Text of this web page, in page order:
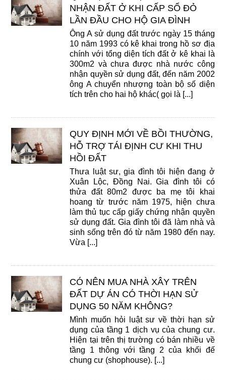
NHẬN ĐẤT Ở KHI CẤP SỔ ĐỎ
LẦN ĐẦU CHO HỘ GIA ĐÌNH
Ông A sử dụng đất trước ngày 15 tháng
10 năm 1993 có kê khai trong hồ sơ địa
chính với tổng diện tích đất ở kê khai là
300m2 và chưa được nhà nước công
nhận quyền sử dụng đất, đến năm 2002
ông A chuyển nhượng toàn bộ số diện
tích trên cho hai hộ khác( gọi là [...]
QUY ĐỊNH MỚI VỀ BỒI THƯỜNG,
HỖ TRỢ TÁI ĐỊNH CƯ KHI THU
HỒI ĐẤT
Thưa luật sư, gia đình tôi hiện đang ở
Xuân Lộc, Đồng Nai. Gia đình tôi có
thửa đất 80m2 được ba mẹ tôi khai
hoang từ trước năm 1975, hiện chưa
làm thủ tục cấp giấy chứng nhận quyền
sử dụng đất. Gia đình tôi đã làm nhà và
sinh sống trên đó từ năm 1980 đến nay.
Vừa [...]
CÓ NÊN MUA NHÀ XÂY TRÊN
ĐẤT DỰ ÁN CÓ THỜI HẠN SỬ
DỤNG 50 NĂM KHÔNG?
Mình muốn hỏi luật sư về thời hạn sử
dụng của tầng 1 dịch vụ của chung cư.
Hiện tại trên thị trường có bán nhiều về
tầng 1 thông với tầng 2 của khối đế
chung cư (shophouse). [...]